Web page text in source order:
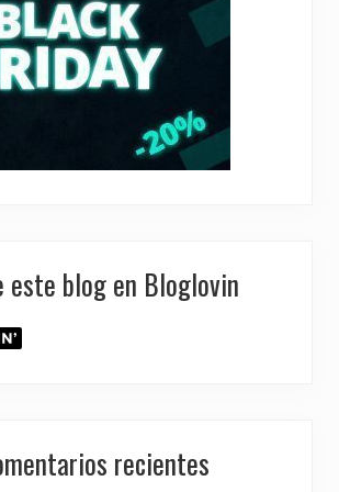
este blog en Bloglovin
recientes